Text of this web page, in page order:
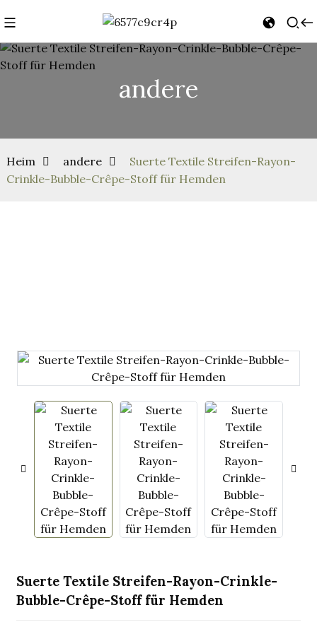
andere
Heim andere
Suerte Textile Streifen-Rayon-
Crinkle-Bubble-Crêpe-Stoff für Hemden
Suerte Textile Streifen-Rayon-Crinkle-
Bubble-Crêpe-Stoff für Hemden